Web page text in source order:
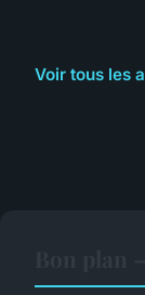
Voir tous les